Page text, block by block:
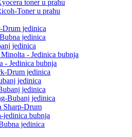
toner u prahu
Toner u prahu
Drum jedinica
jedinica
jedinica
- Jedinica bubnja
- Jedinica bubnja
Drum jedinica
jedinica
jedinica
Bubanj jedinica
Sharp-Drum
jedinica bubnja
jedinica